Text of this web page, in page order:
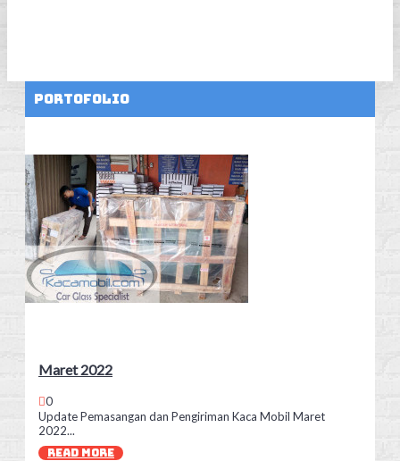
Portofolio
Maret 2022
0
Update Pemasangan dan Pengiriman Kaca Mobil Maret
2022...
READ MORE